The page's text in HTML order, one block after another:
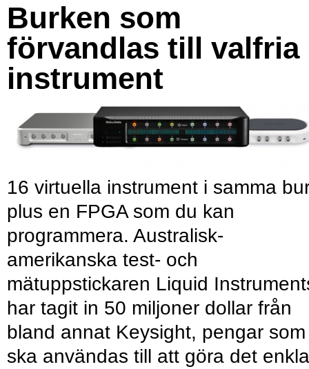
Burken som
förvandlas till valfria
instrument
16 virtuella instrument i samma
plus en FPGA som du kan
programmera. Australisk-
amerikanska test- och
mätuppstickaren Liquid
har tagit in 50 miljoner dollar från
bland annat Keysight, pengar som
ska användas till att göra det